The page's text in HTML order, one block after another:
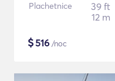
Plachetnice
39 ft
12 m
$516 /noc